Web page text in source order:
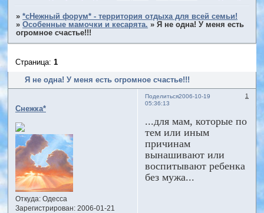
»*сНежный форум* - территория отдыха для всей семьи!
»Особенные мамочки и кесарята. »Я не одна! У меня есть
огромное счастье!!!
Я не одна! У меня есть огромное счастье!!!
Страница:1
Поделиться 1
2006-10-19
05:36:13
Снежка*
Откуда:Одесса
Зарегистрирован: 2006-01-21
...для мам, которые по
тем или иным
причинам
вынашивают или
воспитывают ребенка
без мужа...